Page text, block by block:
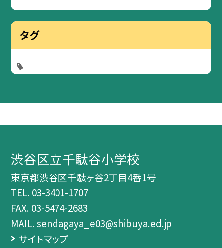
タグ
渋谷区立千駄谷小学校
東京都渋谷区千駄ヶ谷2丁目4番1号
TEL. 03-3401-1707
FAX. 03-5474-2683
MAIL. sendagaya_e03@shibuya.ed.jp
サイトマップ